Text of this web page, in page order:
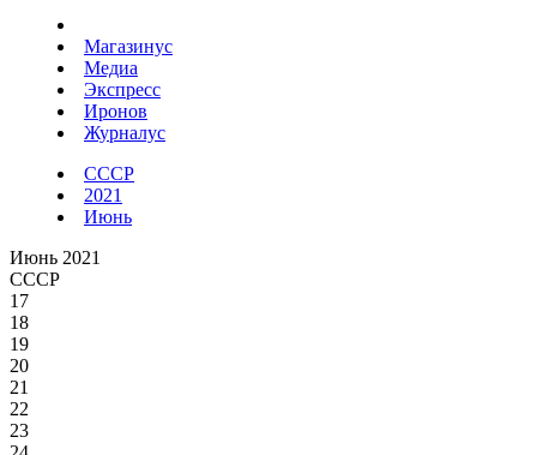
Магазинус
Медиа
Экспресс
Иронов
Журналус
СССР
2021
Июнь
Июнь 2021
СССР
17
18
19
20
21
22
23